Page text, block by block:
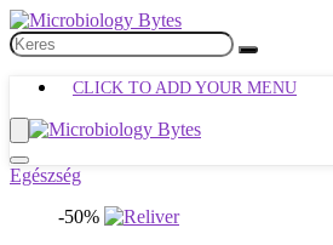
CLICK TO ADD YOUR MENU
Egészség
-50%